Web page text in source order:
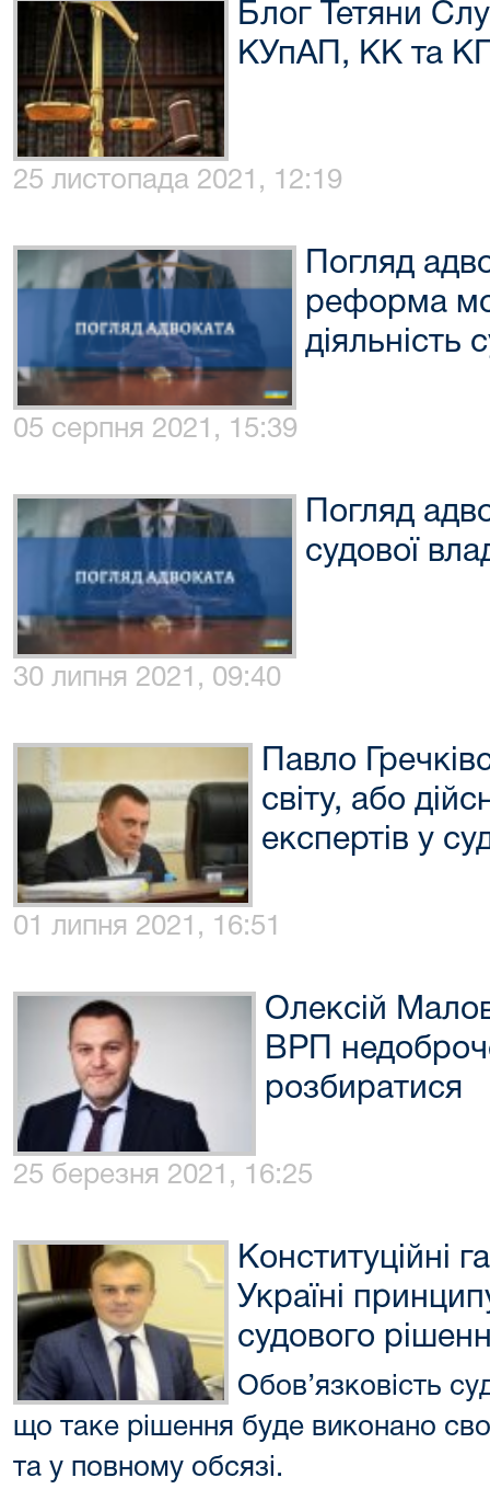
Блог Тетяни
КУпАП, КК та
25 листопада 2021, 12:19
Погляд
реформа
діяльність
05 серпня 2021, 15:39
Погляд
судової
30 липня 2021, 09:40
Павло
світу, або
експертів у
01 липня 2021, 16:51
Олексій
ВРП
розбиратися
25 березня 2021, 16:25
Конституційні
Україні
судового
Обов’язковість
що таке рішення буде виконано
та у повному обсязі.